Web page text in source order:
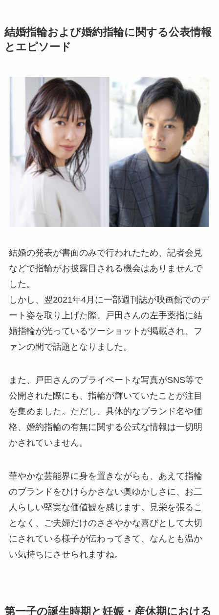
結婚指輪および婚約指輪に関する公表情報
とエピソード
結婚の発表が書面のみで行われたため、記者会見
などで指輪がお披露目される機会はありませんで
した。
しかし、翌2021年4月に一部週刊誌が映画館でのデ
ート姿を取り上げた際、戸田さんの左手薬指に結
婚指輪が光っているツーショットが掲載され、フ
ァンの間で話題となりました。
また、戸田さんのプライベートな写真がSNS等で
公開された際にも、指輪が輝いていたことが注目
を集めました。ただし、具体的なブランド名や価
格、婚約指輪の有無に関する公式な情報は一切明
かされていません。
華やかな芸能界に身を置きながらも、あえて指輪
のブランドをひけらかさない奥ゆかしさに、お二
人らしい堅実な価値観を感じます。見栄を張るこ
となく、ご夫婦だけのささやかな喜びとして大切
にされている様子が伝わってきて、なんとも温か
い気持ちにさせられますね。
第一子の誕生時期と妊娠・産休期における